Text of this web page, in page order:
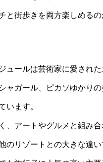
と街歩きを両方楽しめる
ュールは芸術家に愛され
ャガール、ピカソゆかり
います。
、アートやグルメと組み
のリゾートとの大きな違い